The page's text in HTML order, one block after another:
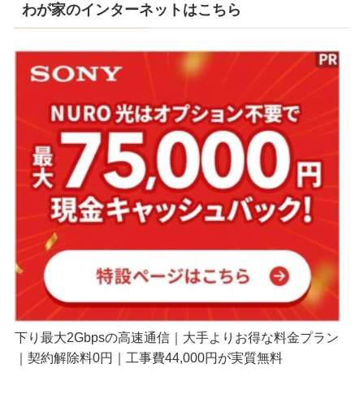
わが家のインターネットはこちら
下り最大2Gbpsの高速通信｜大手よりお得な料金プラン
｜契約解除料0円｜工事費44,000円が実質無料